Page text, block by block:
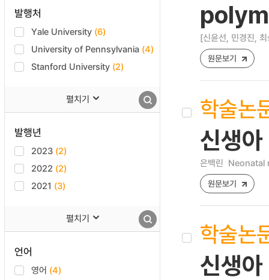
발행처
Yale University (6)
University of Pennsylvania (4)
Stanford University (2)
펼치기
발행년
2023 (2)
2022 (2)
2021 (3)
펼치기
언어
영어 (4)
[신윤선, 민경진,
원문보기
학술논
신생
은백린 Neonatal
원문보기
학술논
신생